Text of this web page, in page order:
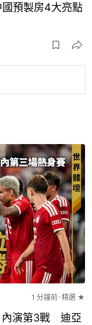
預製房4大亮點
1 分鐘前 精選 ★
內演第3戰 迪亞